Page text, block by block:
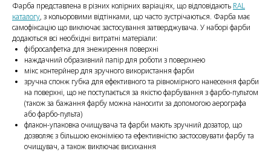
Фарба представлена ​​в різних колірних варіаціях, що відповідають RAL
каталогу, з кольоровими відтінками, що часто зустрічаються. Фарба має
самофіксацію що виключає застосування затверджувача. У наборі фарби
додаються всі необхідні витратні матеріали:
фібросалфетка для знежирення поверхні
наждачний образивний папір для роботи з поверхнею
мікс контерйнер для зручного використання фарби
зручна спонж губка для ефективного та рівномірного нанесення фарби
на поверхні, що не поступається за якістю фарбування з фарбо-пультом
(також за бажання фарбу можна наносити за допомогою аерографа
або фарбо-пульта)
флакон-упаковка очищувача та фарби мають зручний дозатор, що
дозволяє з більшою еконімією та ефективністю застосовувати фарбу та
очищувач, а також виключає висихання